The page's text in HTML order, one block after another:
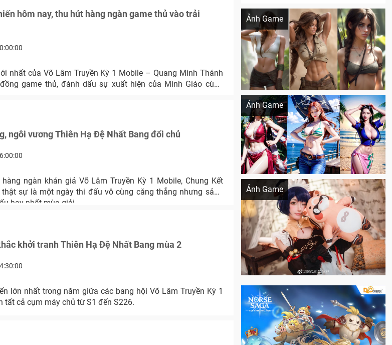
hôm nay, thu hút hàng ngàn game thủ vào trải
nhất của Võ Lâm Truyền Kỳ 1 Mobile – Quang Minh Thánh
game thủ, đánh dấu sự xuất hiện của Minh Giáo cùng
ngôi vương Thiên Hạ Đệ Nhất Bang đổi chủ
ngàn khán giả Võ Lâm Truyền Kỳ 1 Mobile, Chung Kết
sự là một ngày thi đấu vô cùng căng thẳng nhưng sảng
hay nhất mùa giải.
khởi tranh Thiên Hạ Đệ Nhất Bang mùa 2
lớn nhất trong năm giữa các bang hội Võ Lâm Truyền Kỳ 1
tất cả cụm máy chủ từ S1 đến S226.
Ảnh Game
Ảnh Game
Khi AI Cosplay gái đẹp One Piece
Ảnh Game
Cosplay Xiangling siêu cute